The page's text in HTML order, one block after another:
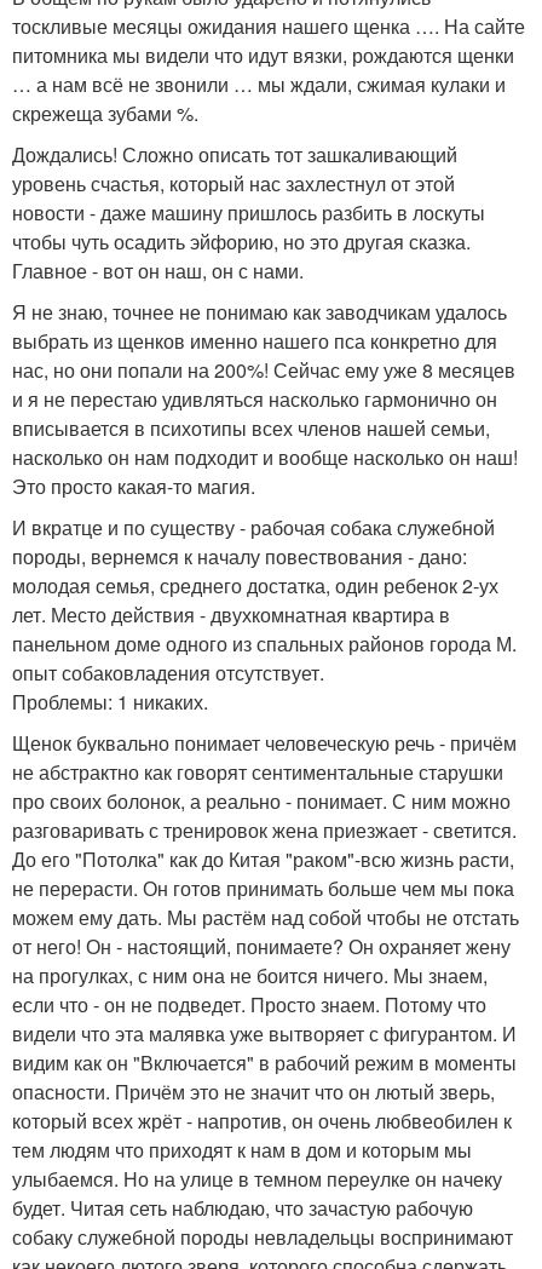
тоскливые месяцы ожидания нашего щенка …. На сайте
питомника мы видели что идут вязки, рождаются щенки
… а нам всё не звонили … мы ждали, сжимая кулаки и
скрежеща зубами %.
Дождались! Сложно описать тот зашкаливающий
уровень счастья, который нас захлестнул от этой
новости - даже машину пришлось разбить в лоскуты
чтобы чуть осадить эйфорию, но это другая сказка.
Главное - вот он наш, он с нами.
Я не знаю, точнее не понимаю как заводчикам удалось
выбрать из щенков именно нашего пса конкретно для
нас, но они попали на 200%! Сейчас ему уже 8 месяцев
и я не перестаю удивляться насколько гармонично он
вписывается в психотипы всех членов нашей семьи,
насколько он нам подходит и вообще насколько он наш!
Это просто какая-то магия.
И вкратце и по существу - рабочая собака служебной
породы, вернемся к началу повествования - дано:
молодая семья, среднего достатка, один ребенок 2-ух
лет. Место действия - двухкомнатная квартира в
панельном доме одного из спальных районов города М.
опыт собаковладения отсутствует.
Проблемы: 1 никаких.
Щенок буквально понимает человеческую речь - причём
не абстрактно как говорят сентиментальные старушки
про своих болонок, а реально - понимает. С ним можно
разговаривать с тренировок жена приезжает - светится.
До его "Потолка" как до Китая "раком"-всю жизнь расти,
не перерасти. Он готов принимать больше чем мы пока
можем ему дать. Мы растём над собой чтобы не отстать
от него! Он - настоящий, понимаете? Он охраняет жену
на прогулках, с ним она не боится ничего. Мы знаем,
если что - он не подведет. Просто знаем. Потому что
видели что эта малявка уже вытворяет с фигурантом. И
видим как он "Включается" в рабочий режим в моменты
опасности. Причём это не значит что он лютый зверь,
который всех жрёт - напротив, он очень любвеобилен к
тем людям что приходят к нам в дом и которым мы
улыбаемся. Но на улице в темном переулке он начеку
будет. Читая сеть наблюдаю, что зачастую рабочую
собаку служебной породы невладельцы воспринимают